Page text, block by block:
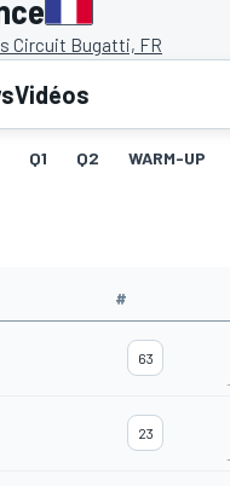
Circuit Bugatti, FR
Vidéos
Q1 Q2 WARM-UP
#
63
23